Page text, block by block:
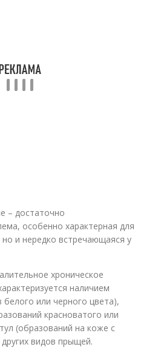
– достаточно
особенно характерная для
и нередко встречающаяся у
хроническое
наличием
или черного цвета),
красноватого или
(образований на коже с
видов прыщей.